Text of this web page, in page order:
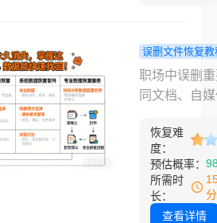
能在社群里
样的焦急求
据丢失的恐
职业，从职
人群到自媒
者，一个误
可能导致心
费。那么图
除如何恢复
误删文件恢复教
何恢复被删
文件？6种
高效找回！
职场中误删
同文档、自
删除、U 盘 /
格式化后发
数据未备份
些紧急场景
35 岁的办公
恢复难
度：
预估概率：
所需时
长：
查看详情